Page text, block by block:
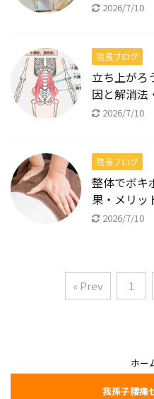
2026/7/10
院長ブログ
立ち上がろ
因と解消法
2026/7/10
院長ブログ
整体でボキ
果・メリッ
2026/7/10
« Prev 1
ホー
我孫子腰痛